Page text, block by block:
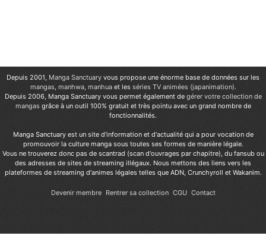
Depuis 2001, Manga Sanctuary vous propose une énorme base de données sur les
mangas, manhwa, manhuaet les séries TV animées (japanimation).
Depuis 2006, Manga Sanctuary vous permet également de gérer votre collection de
mangas grâce à un outil 100% gratuit et très pointu avec un grand nombre de
fonctionnalités.
Manga Sanctuary est un site d'information et d'actualité qui a pour vocation de
promouvoir la culture manga sous toutes ses formes de manière légale.
Vous ne trouverez donc pas de scantrad (scan d'ouvrages par chapitre), du fansub ou
des adresses de sites de streaming illégaux. Nous mettons des liens vers les
plateformes de streaming d'animes légales telles que ADN, Crunchyroll et Wakanim.
Devenir membre Rentrer sa collection CGU Contact